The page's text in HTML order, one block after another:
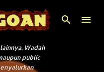
utama
Wadah
public